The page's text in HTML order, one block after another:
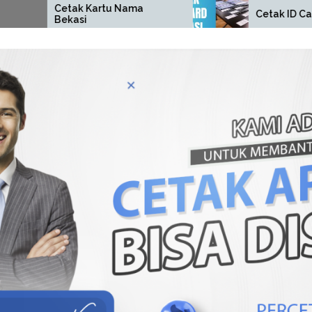
Kartu Nama
Cetak ID Card Bekasi